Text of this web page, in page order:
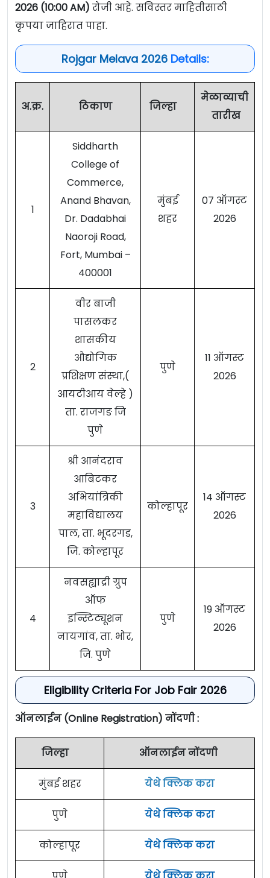
2026 (10:00 AM) रोजी आहे. सविस्तर माहितीसाठी
कृपया जाहिरात पाहा.
Rojgar Melava 2026Details:
अ.क्र. ठिकाण जिल्हा
मेळाव्याची
तारीख
1
Siddharth
College of
Commerce,
Anand Bhavan,
Dr. Dadabhai
Naoroji Road,
Fort, Mumbai –
400001
मुंबई
शहर
07 ऑगस्ट
2026
2
वीर बाजी
पासलकर
शासकीय
औद्योगिक
प्रशिक्षण संस्था,(
आयटीआय वेल्हे )
ता. राजगङ जि
पुणे
पुणे
11 ऑगस्ट
2026
3
श्री आनंदराव
आबिटकर
अभियांत्रिकी
महाविद्यालय
पाल, ता. भूदरगड,
जि. कोल्हापूर
कोल्हापूर
14 ऑगस्ट
2026
4
नवसह्याद्री ग्रुप
ऑफ
इन्स्टिट्यूशन
नायगांव, ता. भोर,
जि. पुणे
पुणे
19 ऑगस्ट
2026
Eligibility Criteria For Job Fair 2026
ऑनलाईन (Online Registration) नोंदणी :
जिल्हा ऑनलाईन नोंदणी
मुंबई शहर येथे क्लिक करा
पुणे येथे क्लिक करा
कोल्हापूर येथे क्लिक करा